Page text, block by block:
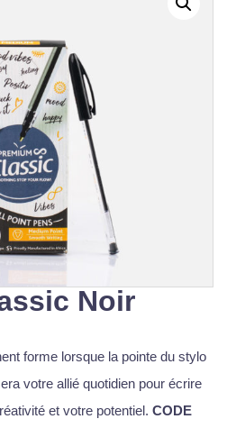
Noir
forme lorsque la pointe du stylo
votre allié quotidien pour écrire
et votre potentiel. CODE